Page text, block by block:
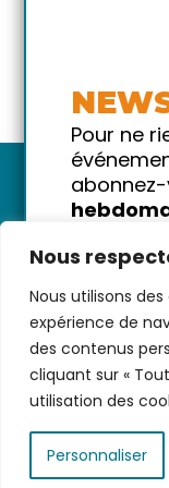
Nous
Nous utilisons
expérience de
des contenus
cliquant sur «
utilisation des
Personnaliser
Nous
Pour ne
!
Votre email